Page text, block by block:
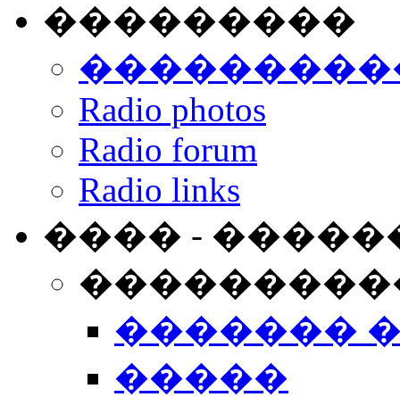
���������
Radio photos
Radio forum
Radio links
���� -
�������
�����